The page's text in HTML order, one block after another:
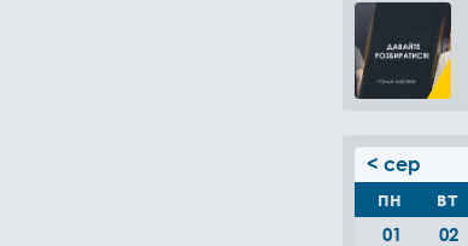
< сер
пн
вт
01 02